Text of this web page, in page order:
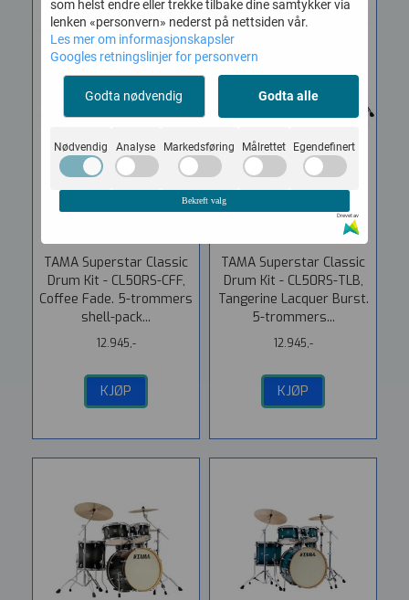
Tama CL50RS-CFF
Superstar ...
TAMA Superstar Classic
Drum Kit - CL50RS-CFF,
Coffee Fade. 5-trommers
shell-pack...
12.945,-
KJØP
Tama CL50RS-TLB
Superstar ...
Vare nr. 708503161713
TAMA Superstar Classic
Drum Kit - CL50RS-TLB,
Tangerine Lacquer Burst.
5-trommers...
12.945,-
KJØP
som helst endre eller trekke tilbake dine samtykker via
lenken «personvern» nederst på nettsiden vår.
Les mer om informasjonskapsler
Googles retningslinjer for personvern
Godta nødvendig Godta alle
Nødvendig Analyse Markedsføring Målrettet Egendefinert
Bekreft valg
Drevet av